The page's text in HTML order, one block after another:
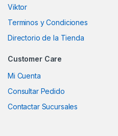
Viktor
Terminos y Condiciones
Directorio de la Tienda
Customer Care
Mi Cuenta
Consultar Pedido
Contactar Sucursales